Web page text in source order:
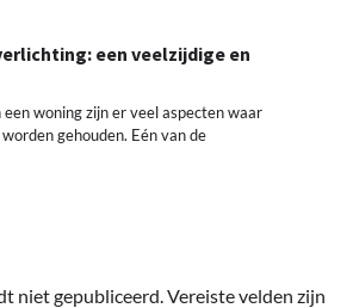
een veelzijdige en
woning zijn er veel aspecten waar
gehouden. Eén van de
niet gepubliceerd. Vereiste velden zijn